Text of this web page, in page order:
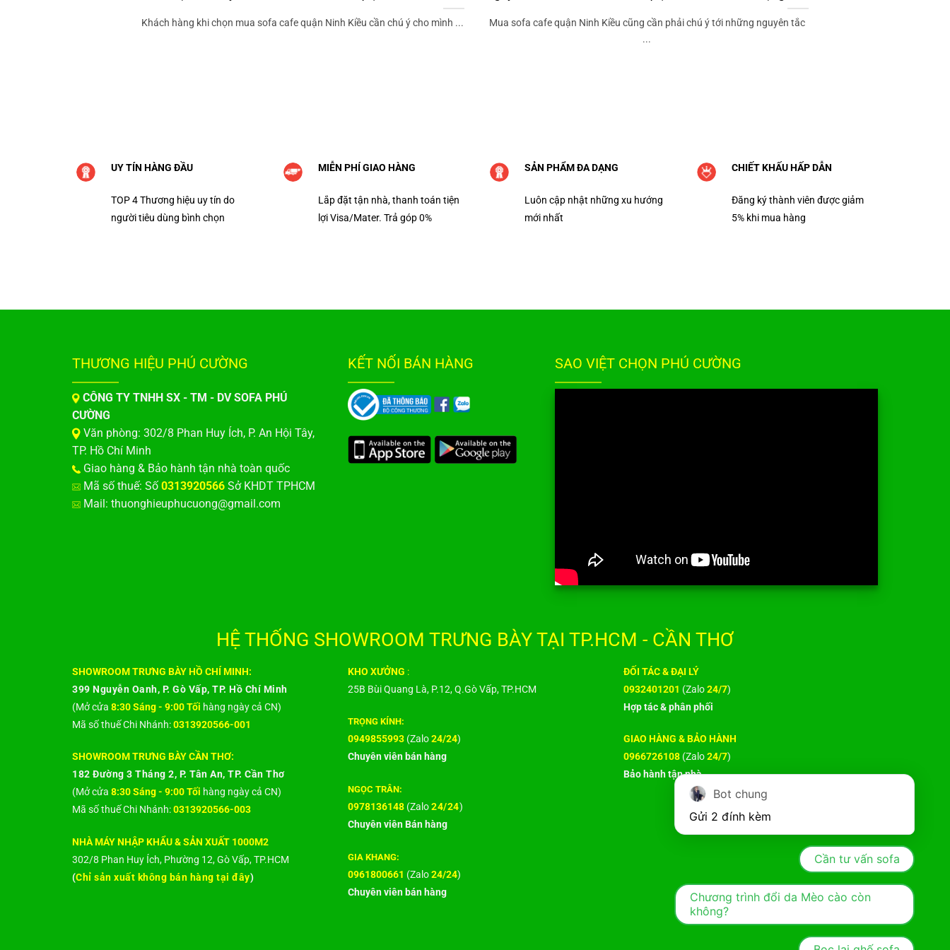
Khách hàng khi chọn mua sofa cafe quận Ninh Kiều cần chú ý cho mình ...
Mua sofa cafe quận Ninh Kiều cũng cần phải chú ý tới những nguyên tắc
...
UY TÍN HÀNG ĐẦU
TOP 4 Thương hiệu uy tín do
người tiêu dùng bình chọn
MIỄN PHÍ GIAO HÀNG
Lắp đặt tận nhà, thanh toán tiện
lợi Visa/Mater. Trả góp 0%
SẢN PHẨM ĐA DẠNG
Luôn cập nhật những xu hướng
mới nhất
CHIẾT KHẤU HẤP DẪN
Đăng ký thành viên được giảm
5% khi mua hàng
THƯƠNG HIỆU PHÚ CƯỜNG
CÔNG TY TNHH SX - TM - DV SOFA PHÚ
CƯỜNG
Văn phòng: 302/8 Phan Huy Ích, P. An Hội Tây,
TP. Hồ Chí Minh
Giao hàng & Bảo hành tận nhà toàn quốc
Mã số thuế: Số0313920566 Sở KHDT TPHCM
Mail: thuonghieuphucuong@gmail.com
KẾT NỐI BÁN HÀNG SAO VIỆT CHỌN PHÚ CƯỜNG
HỆ THỐNG SHOWROOM TRƯNG BÀY TẠI TP.HCM - CẦN THƠ
SHOWROOM TRƯNG BÀY HỒ CHÍ MINH:
399 Nguyễn Oanh, P. Gò Vấp, TP. Hồ Chí Minh
(Mở cửa 8:30 Sáng - 9:00 Tối hàng ngày cả CN)
Mã số thuế Chi Nhánh:0313920566-001
SHOWROOM TRƯNG BÀY CẦN THƠ:
182 Đường 3 Tháng 2, P. Tân An, TP. Cần Thơ
(Mở cửa 8:30 Sáng - 9:00 Tối hàng ngày cả CN)
Mã số thuế Chi Nhánh:0313920566-003
NHÀ MÁY NHẬP KHẨU & SẢN XUẤT 1000M2
302/8 Phan Huy Ích, Phường 12, Gò Vấp, TP.HCM
(Chỉ sản xuất không bán hàng tại đây)
KHO XƯỞNG :
25B Bùi Quang Là, P.12, Q.Gò Vấp, TP.HCM
TRỌNG KÍNH:
0949855993 (Zalo24/24)
Chuyên viên bán hàng
NGỌC TRÂN:
0978136148 (Zalo24/24)
Chuyên viên Bán hàng
GIA KHANG:
0961800661 (Zalo24/24)
Chuyên viên bán hàng
ĐỐI TÁC & ĐẠI LÝ
0932401201 (Zalo24/7)
Hợp tác & phân phối
GIAO HÀNG & BẢO HÀNH
0966726108 (Zalo24/7)
Bảo hành tận nhà
Bot chung
Gửi 2 đính kèm
Cần tư vấn sofa
Chương trình đổi da Mèo cào còn
không?